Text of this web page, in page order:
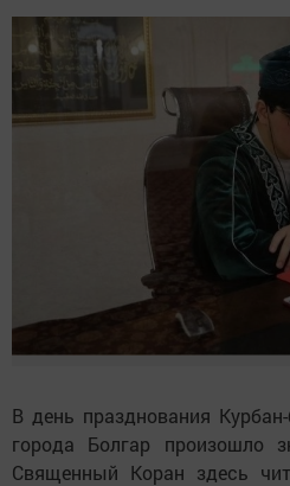
В день празднования
города Болгар произошло
Священный Коран здесь